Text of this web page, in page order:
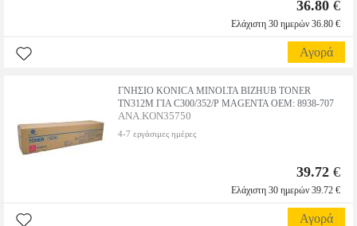
36.80 €
Ελάχιστη 30 ημερών 36.80 €
Αγορά
ΓΝΗΣΙΟ KONICA MINOLTA BIZHUB TONER
TN312M ΓΙΑ C300/352/P MAGENTA OEM: 8938-707
ANA.KON35750
4-7 εργάσιμες ημέρες
39.72 €
Ελάχιστη 30 ημερών 39.72 €
Αγορά